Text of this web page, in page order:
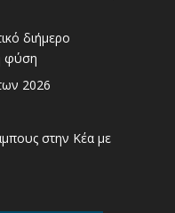
διήμερο
φύση
2026
στην Κέα με